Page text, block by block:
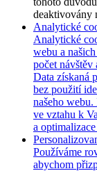
deaktivovány
Analytické
Analytické
webu a
počet návštěv
Data získaná
bez použití
našeho
ve vztahu k
a
Používáme
abychom